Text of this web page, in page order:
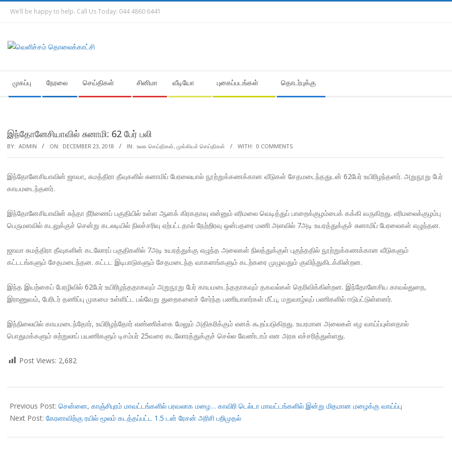
SkipWe’ll be happy to help. Call Us Today: 044 4860 6441
Navigation
Menu
முகப்பு நேரலை செய்திகள் சினிமா வீடியோ புகைப்படங்கள் தொடர்புக்கு
இந்தோனேசியாவில் சுனாமி: 62 பேர் பலி
BY: ADMIN ON: DECEMBER 23, 2018 IN: உலக செய்திகள், முக்கியச் செய்திகள் WITH: 0 COMMENTS
இந்தோனேசியாவின் ஜாவா, சுமத்திரா தீவுகளில் சுனாமிப் பேரலையால் நூற்றுக்கணக்கான வீடுகள் சேதமடைந்ததுடன் 62பேர் உயிரிழந்தனர். அறுநூறு பேர்
காயமடைந்தனர்.
இந்தோனேசியாவின் சுந்தா நீரிணைப் பகுதியில் உள்ள ஆனக் கிரகதாவு என்னும் எரிமலை வெடித்துப் பாறைக்குழம்பைக் கக்கி வருகிறது. எரிமலைக்குழம்பு
பெருமளவில் கடலுக்குச் சென்று கடலடியில் நிலச்சரிவு ஏற்பட்டதால் நேற்றிரவு ஒன்பதரை மணி அளவில் 7அடி உயரத்துக்குச் சுனாமிப் பேரலைகள் எழுந்தன.
ஜாவா சுமத்திரா தீவுகளின் கடலோரப் பகுதிகளில் 7அடி உயரத்துக்கு எழுந்த அலைகள் நிலத்துக்குள் புகுந்ததில் நூற்றுக்கணக்கான வீடுகளும்
கட்டடங்களும் சேதமடைந்தன. கட்டட இடிபாடுகளும் சேதமடைந்த வாகனங்களும் கடற்கரை முழுவதும் குவிந்துகிடக்கின்றன.
இந்த இயற்கைப் பேரழிவில் 62பேர் உயிரிழந்ததாகவும் அறுநூறு பேர் காயமடைந்ததாகவும் தகவல்கள் தெரிவிக்கின்றன. இந்தோனேசிய காவல்துறை,
இராணுவம், பேரிடர் தணிப்பு முகமை உள்ளிட்ட பல்வேறு துறைகளைச் சேர்ந்த பணியாளர்கள் மீட்பு, மறுவாழ்வுப் பணிகளில் ஈடுபட்டுள்ளனர்.
இந்நிலையில் காயமடைந்தோர், உயிரிழந்தோர் எண்ணிக்கை மேலும் அதிகரிக்கும் எனக் கூறப்படுகிறது. உயரமான அலைகள் எழ வாய்ப்புள்ளதால்
பொதுமக்களும் சுற்றுலாப் பயணிகளும் டிசம்பர் 25வரை கடலோரத்துக்குச் செல்ல வேண்டாம் என அரசு எச்சரித்துள்ளது.
Post Views: 2,682
12-
23
Previous Post: சென்னை, காஞ்சிபுரம் மாவட்டங்களில் பரவலாக மழை… காவிரி டெல்டா மாவட்டங்களில் இன்று மிதமான மழைக்கு வாய்ப்பு
Next Post: கேரளாவிற்கு ரயில் மூலம் கடத்தப்பட்ட 1.5 டன் ரேசன் அரிசி பறிமுதல்